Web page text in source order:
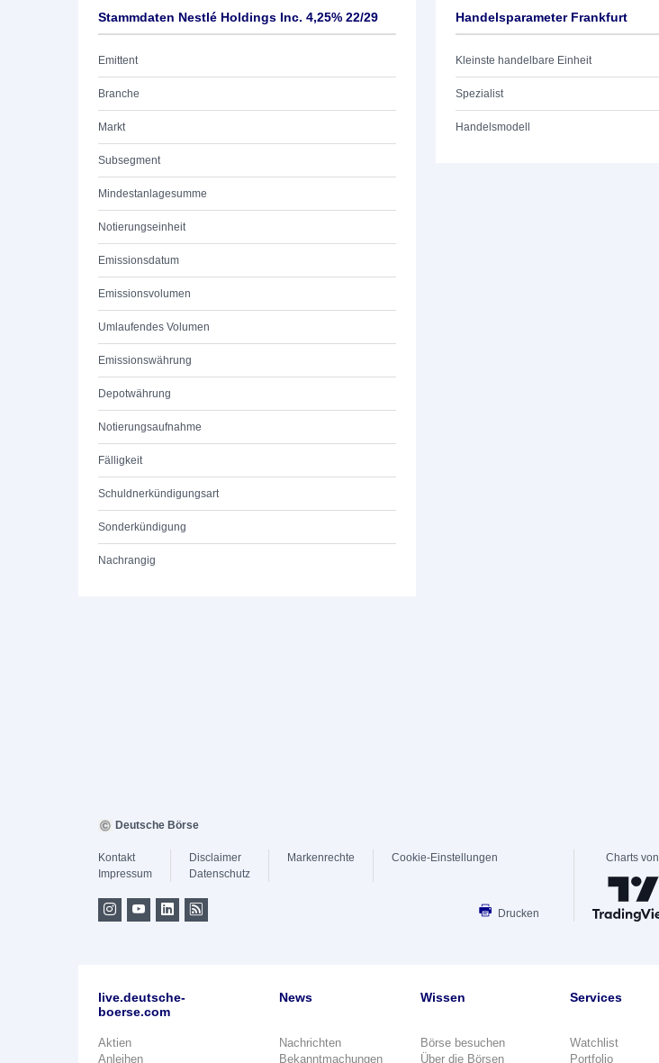
Stammdaten Nestlé Holdings Inc. 4,25% 22/29
Emittent
Branche
Markt
Subsegment
Mindestanlagesumme
Notierungseinheit
Emissionsdatum
Emissionsvolumen
Umlaufendes Volumen
Emissionswährung
Depotwährung
Notierungsaufnahme
Fälligkeit
Schuldnerkündigungsart
Sonderkündigung
Nachrangig
Handelsparameter Frankfurt
Kleinste handelbare Einheit
Spezialist
Handelsmodell
Deutsche Börse
Kontakt
Impressum
Disclaimer
Datenschutz
Markenrechte Cookie-Einstellungen
Drucken
Charts von
live.deutsche-
boerse.com
Aktien
Anleihen
News
Nachrichten
Bekanntmachungen
Wissen
Börse besuchen
Über die Börsen
Services
Watchlist
Portfolio